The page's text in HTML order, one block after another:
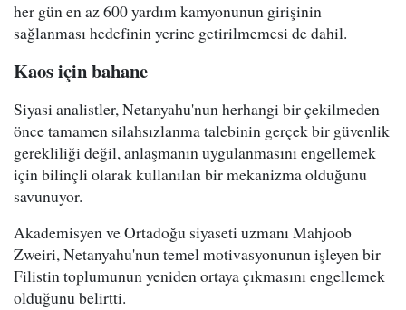
her gün en az 600 yardım kamyonunun girişinin
sağlanması hedefinin yerine getirilmemesi de dahil.
Kaos için bahane
Siyasi analistler, Netanyahu'nun herhangi bir çekilmeden
önce tamamen silahsızlanma talebinin gerçek bir güvenlik
gerekliliği değil, anlaşmanın uygulanmasını engellemek
için bilinçli olarak kullanılan bir mekanizma olduğunu
savunuyor.
Akademisyen ve Ortadoğu siyaseti uzmanı Mahjoob
Zweiri, Netanyahu'nun temel motivasyonunun işleyen bir
Filistin toplumunun yeniden ortaya çıkmasını engellemek
olduğunu belirtti.